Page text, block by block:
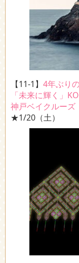
【11-1】 4年ぶり
「未来に輝く」
神戸ベイクルーズ
★1/20（土）